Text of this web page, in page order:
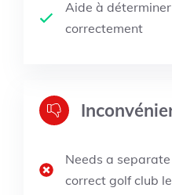
Aide à
correctement
Needs a
correct golf club